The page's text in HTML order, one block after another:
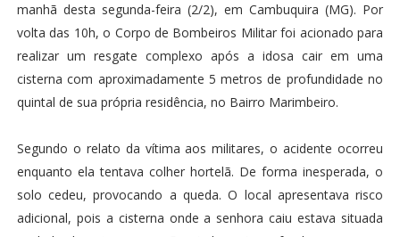
manhã desta segunda-feira (2/2), em Cambuquira (MG). Por
volta das 10h, o Corpo de Bombeiros Militar foi acionado para
realizar um resgate complexo após a idosa cair em uma
cisterna com aproximadamente 5 metros de profundidade no
quintal de sua própria residência, no Bairro Marimbeiro.
Segundo o relato da vítima aos militares, o acidente ocorreu
enquanto ela tentava colher hortelã. De forma inesperada, o
solo cedeu, provocando a queda. O local apresentava risco
adicional, pois a cisterna onde a senhora caiu estava situada